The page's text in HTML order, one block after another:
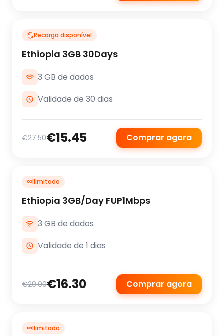
Recarga disponível
Ethiopia 3GB 30Days
3 GB de dados
Validade de 30 dias
€27.50€15.45 Comprar agora
∞Ilimitado
Ethiopia 3GB/Day FUP1Mbps
3 GB de dados
Validade de 1 dias
€29.00€16.30 Comprar agora
∞Ilimitado